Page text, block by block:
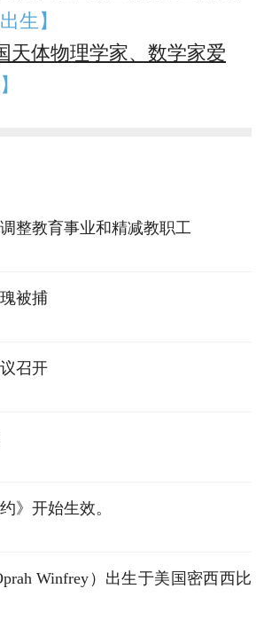
出生】
天体物理学家、数学家爱
整教育事业和精减教职工
被捕
召开
》开始生效。
Winfrey）出生于美国密西西比